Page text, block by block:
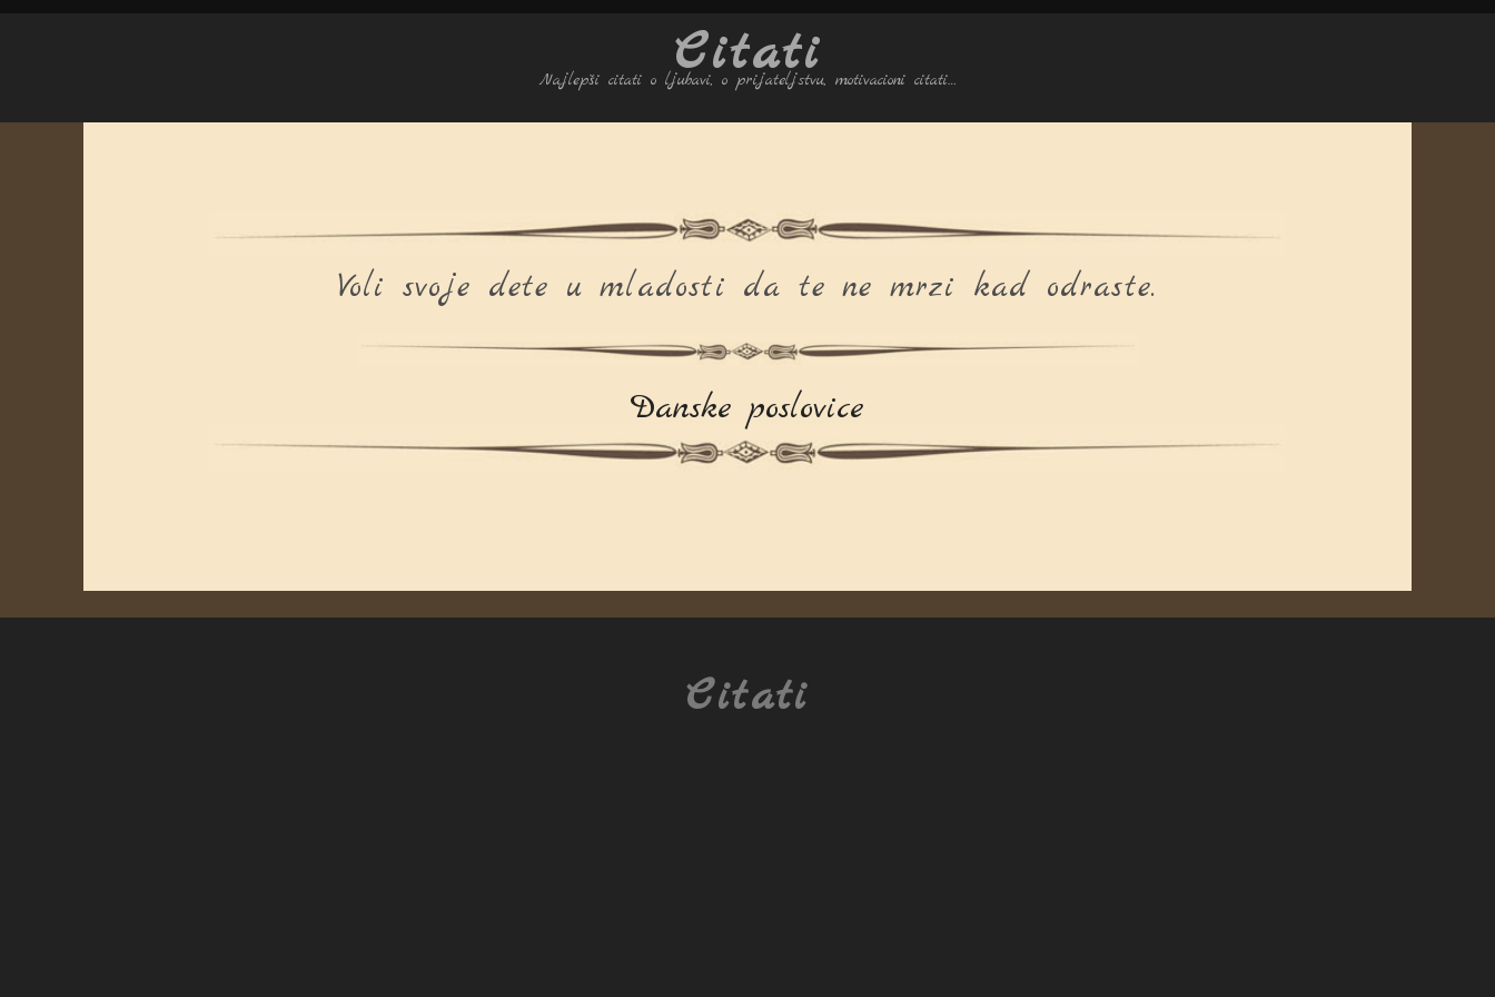
Citati
Najlepši citati o ljubavi, o prijateljstvu, motivacioni citati…
Voli svoje dete u mladosti da te ne mrzi kad odraste.
Danske poslovice
Citati